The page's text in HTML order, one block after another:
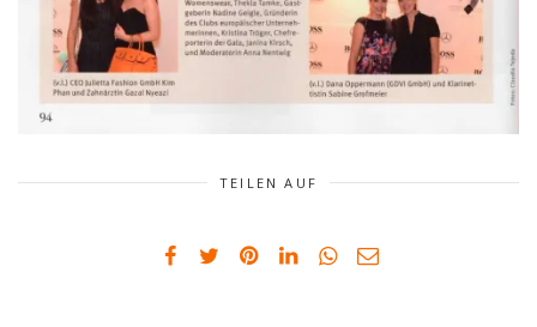
TEILEN AUF